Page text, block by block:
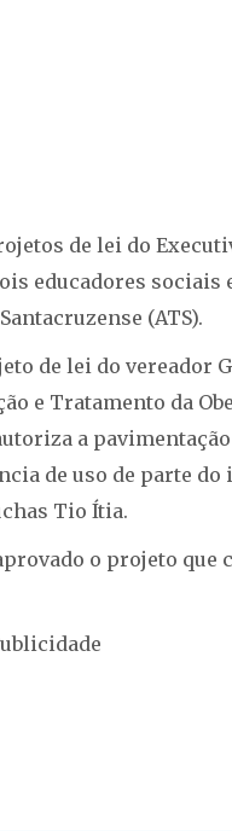
de lei do
educadores
(ATS).
de lei do vereador
e Tratamento da
a
de uso de parte do
Tio Ítia.
o projeto que